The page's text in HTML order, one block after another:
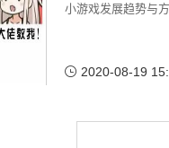
小游戏发展趋势与方
2020-08-19